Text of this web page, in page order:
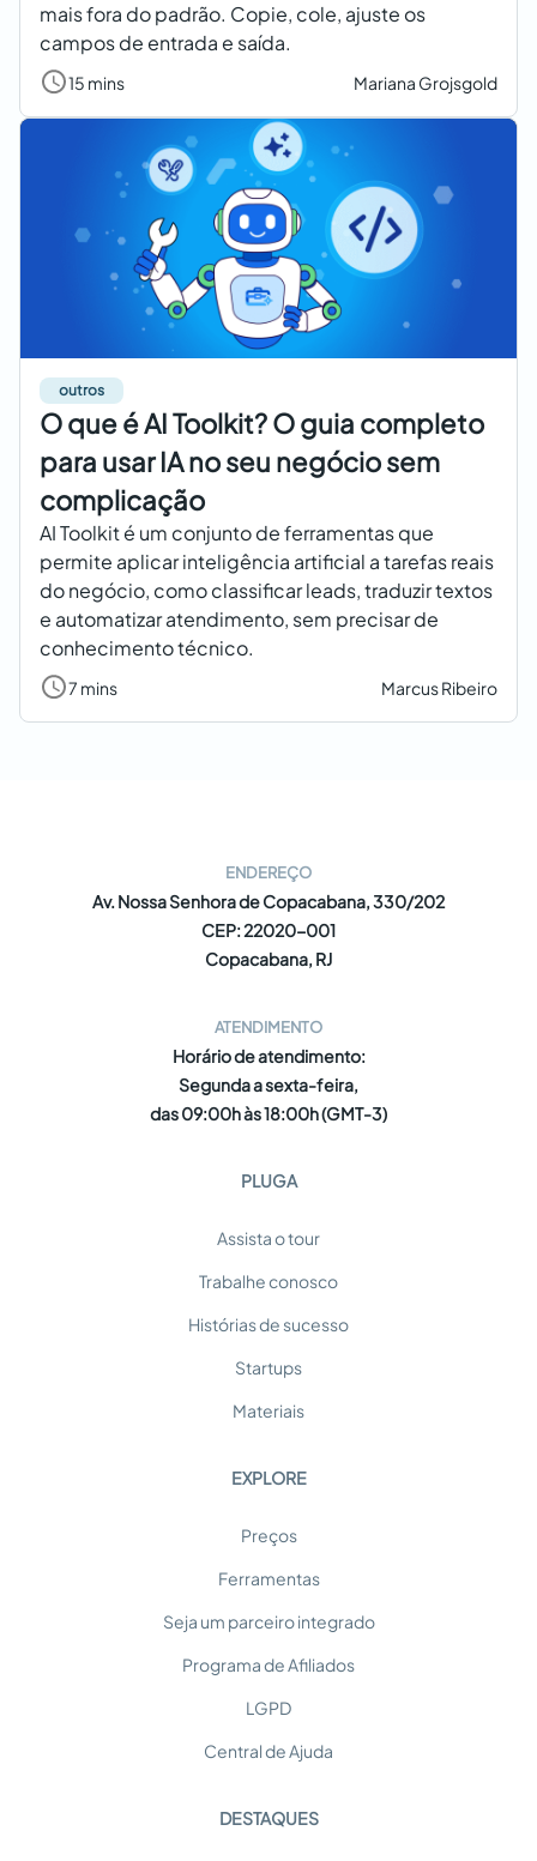
mais fora do padrão. Copie, cole, ajuste os
campos de entrada e saída.
15 mins Mariana Grojsgold
outros
O que é AI Toolkit? O guia completo
para usar IA no seu negócio sem
complicação
AI Toolkit é um conjunto de ferramentas que
permite aplicar inteligência artificial a tarefas reais
do negócio, como classificar leads, traduzir textos
e automatizar atendimento, sem precisar de
conhecimento técnico.
7 mins Marcus Ribeiro
ENDEREÇO
Av. Nossa Senhora de Copacabana, 330/202
CEP: 22020-001
Copacabana, RJ
ATENDIMENTO
Horário de atendimento:
Segunda a sexta-feira,
das 09:00h às 18:00h (GMT-3)
PLUGA
Assista o tour
Trabalhe conosco
Histórias de sucesso
Startups
Materiais
EXPLORE
Preços
Ferramentas
Seja um parceiro integrado
Programa de Afiliados
LGPD
Central de Ajuda
DESTAQUES